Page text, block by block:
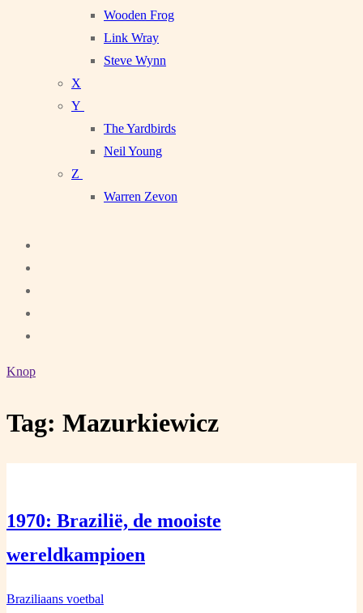
Wooden Frog
Link Wray
Steve Wynn
X
Y
The Yardbirds
Neil Young
Z
Warren Zevon
Knop
Tag: Mazurkiewicz
1970: Brazilië, de mooiste
wereldkampioen
Braziliaans voetbal